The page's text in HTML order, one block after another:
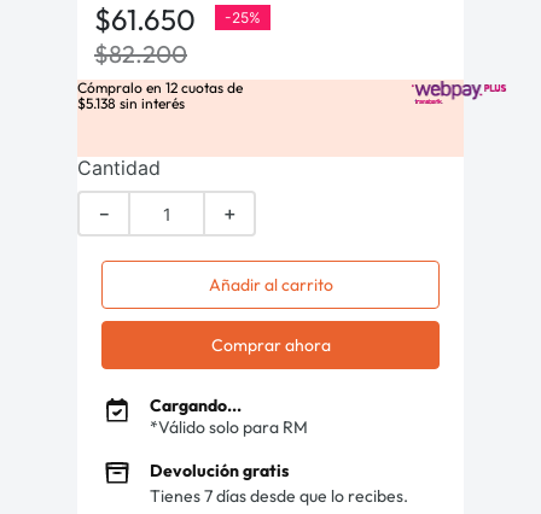
$61.650 -25%
$82.200
Cómpralo en 12 cuotas de
$5.138 sin interés
Cantidad
＋
－
Añadir al carrito
Comprar ahora
Cargando...
*Válido solo para RM
Devolución gratis
Tienes 7 días desde que lo recibes.